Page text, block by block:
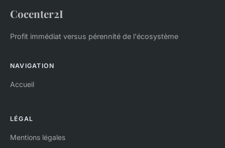
Cocenter2I
Profit immédiat versus pérennité de l'écosystème
NAVIGATION
Accueil
LÉGAL
Mentions légales